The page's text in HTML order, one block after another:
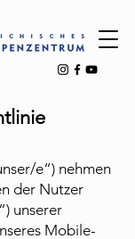
e“) nehmen
der Nutzer
unserer
Mobile-